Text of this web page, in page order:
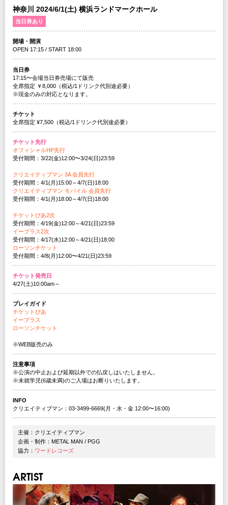
神奈川 2024/6/1(土) 横浜ランドマークホール
当日券あり
開場・開演
OPEN 17:15 / START 18:00
当日券
17:15〜会場当日券売場にて販売
全席指定 ￥8,000（税込/1ドリンク代別途必要）
※現金のみの対応となります。
チケット
全席指定 ¥7,500（税込/1ドリンク代別途必要）
チケット先行
オフィシャルHP先行
受付期間：3/22(金)12:00〜3/24(日)23:59
クリエイティブマン 3A 会員先行
受付期間：4/1(月)15:00～4/7(日)18:00
クリエイティブマン モバイル 会員先行
受付期間：4/1(月)18:00～4/7(日)18:00
チケットぴあ2次
受付期間：4/19(金)12:00～4/21(日)23:59
イープラス2次
受付期間：4/17(水)12:00～4/21(日)18:00
ローソンチケット
受付期間：4/8(月)12:00〜4/21(日)23:59
チケット発売日
4/27(土)10:00am～
プレイガイド
チケットぴあ
イープラス
ローソンチケット
※WEB販売のみ
注意事項
※公演の中止および延期以外での払戻しはいたしません。
※未就学児(6歳未満)のご入場はお断りいたします。
INFO
クリエイティブマン：03-3499-6669(月・水・金 12:00〜16:00)
主催：クリエイティブマン
企画・制作：METAL MAN / PGG
協力： ワードレコーズ
ARTIST